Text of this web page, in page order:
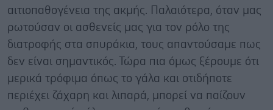
αιτιοπαθογένεια της ακμής. Παλαιότερα, όταν μας
ρωτούσαν οι ασθενείς μας για τον ρόλο της
διατροφής στα σπυράκια, τους απαντούσαμε πως
δεν είναι σημαντικός. Τώρα πια όμως ξέρουμε ότι
μερικά τρόφιμα όπως το γάλα και οτιδήποτε
περιέχει ζάχαρη και λιπαρά, μπορεί να παίζουν